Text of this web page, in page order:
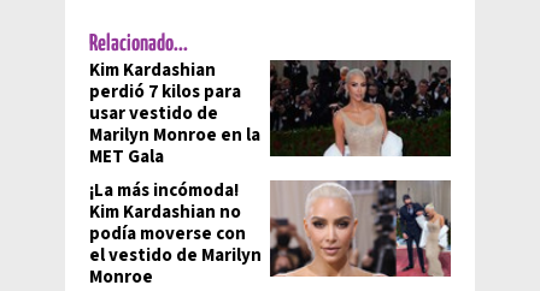
Relacionado...
Kim Kardashian
perdió 7 kilos para
usar vestido de
Marilyn Monroe en la
MET Gala
¡La más incómoda!
Kim Kardashian no
podía moverse con
el vestido de Marilyn
Monroe